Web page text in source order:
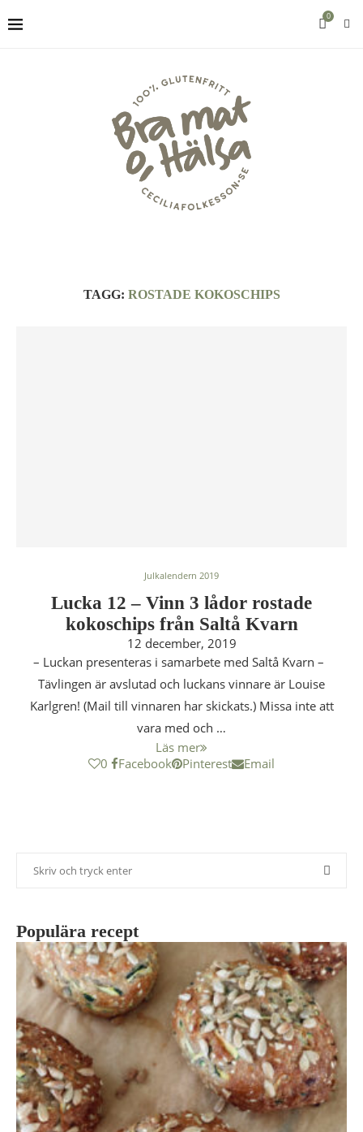
0
TAGG: ROSTADE KOKOSCHIPS
Julkalendern 2019
Lucka 12 – Vinn 3 lådor rostade
kokoschips från Saltå Kvarn
12 december, 2019
– Luckan presenteras i samarbete med Saltå Kvarn –
Tävlingen är avslutad och luckans vinnare är Louise
Karlgren! (Mail till vinnaren har skickats.) Missa inte att
vara med och …
Läs mer
0
Facebook Pinterest Email
Populära recept